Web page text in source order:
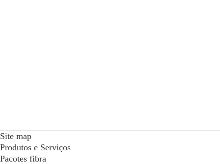
Site map
Produtos e Serviços
Pacotes fibra